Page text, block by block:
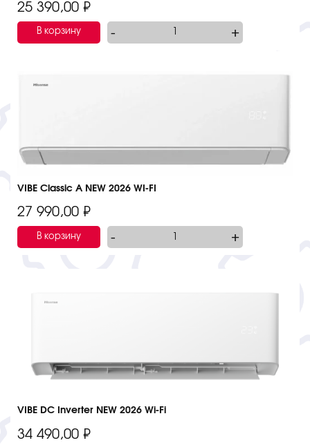
25 390,00 ₽
В корзину +
-
VIBE Classic A NEW 2026 WI-FI
27 990,00 ₽
В корзину +
-
VIBE DC Inverter NEW 2026 Wi-Fi
34 490,00 ₽